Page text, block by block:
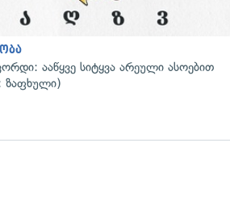
ააწყვე სიტყვა არეული ასოებით
ზაფხული)